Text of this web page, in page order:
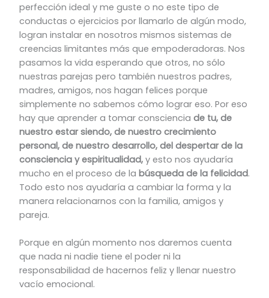
perfección ideal y me guste o no este tipo de
conductas o ejercicios por llamarlo de algún modo,
logran instalar en nosotros mismos sistemas de
creencias limitantes más que empoderadoras. Nos
pasamos la vida esperando que otros, no sólo
nuestras parejas pero también nuestros padres,
madres, amigos, nos hagan felices porque
simplemente no sabemos cómo lograr eso. Por eso
hay que aprender a tomar consciencia de tu, de
nuestro estar siendo, de nuestro crecimiento
personal, de nuestro desarrollo, del despertar de la
consciencia y espiritualidad,y esto nos ayudaría
mucho en el proceso de la búsqueda de la felicidad.
Todo esto nos ayudaría a cambiar la forma y la
manera relacionarnos con la familia, amigos y
pareja.
Porque en algún momento nos daremos cuenta
que nada ni nadie tiene el poder ni la
responsabilidad de hacernos feliz y llenar nuestro
vacío emocional.